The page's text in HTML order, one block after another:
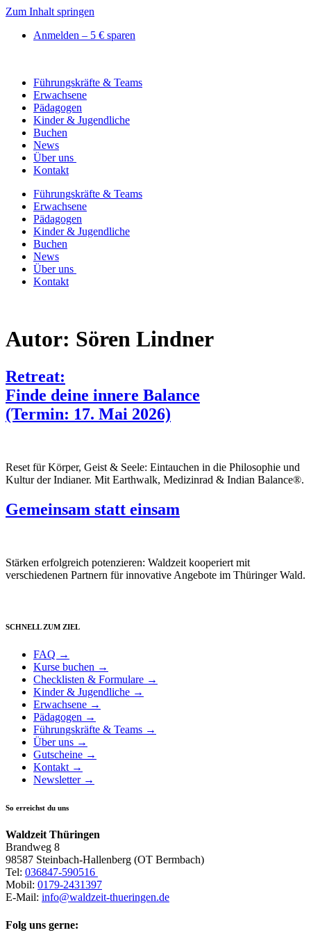
Zum Inhalt springen
Anmelden – 5 € sparen
Führungskräfte & Teams
Erwachsene
Pädagogen
Kinder & Jugendliche
Buchen
News
Über uns
Kontakt
Führungskräfte & Teams
Erwachsene
Pädagogen
Kinder & Jugendliche
Buchen
News
Über uns
Kontakt
Autor: Sören Lindner
Retreat:
Finde deine innere Balance
(Termin: 17. Mai 2026)
Reset für Körper, Geist & Seele: Eintauchen in die Philosophie und
Kultur der Indianer. Mit Earthwalk, Medizinrad & Indian Balance®.
Gemeinsam statt einsam
Stärken erfolgreich potenzieren: Waldzeit kooperiert mit
verschiedenen Partnern für innovative Angebote im Thüringer Wald.
SCHNELL ZUM ZIEL
FAQ →
Kurse buchen →
Checklisten & Formulare →
Kinder & Jugendliche →
Erwachsene →
Pädagogen →
Führungskräfte & Teams →
Über uns →
Gutscheine →
Kontakt →
Newsletter →
So erreichst du uns
Waldzeit Thüringen
Brandweg 8
98587 Steinbach-Hallenberg (OT Bermbach)
Tel: 036847-590516
Mobil: 0179-2431397
E-Mail: info@waldzeit-thueringen.de
Folg uns gerne: